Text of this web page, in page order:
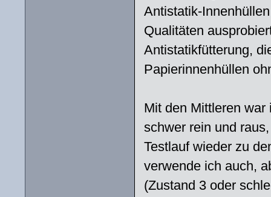
Antistatik-
Qualitäten
Antistatikfütterung,
Papierinnenhüllen
Mit den Mittleren
schwer rein und
Testlauf wieder zu
verwende ich auch,
(Zustand 3 oder